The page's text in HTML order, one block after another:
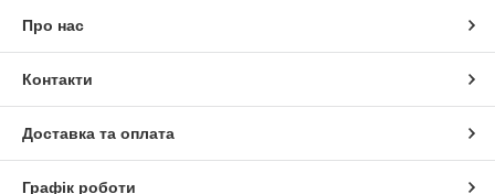
Про нас
Контакти
Доставка та оплата
Графік роботи